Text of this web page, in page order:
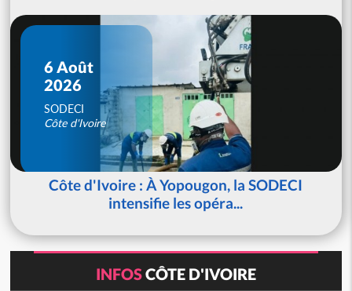
6 Août
2026
SODECI
Côte d'Ivoire
Côte d'Ivoire : À Yopougon, la SODECI
intensifie les opéra...
INFOSCÔTE D'IVOIRE